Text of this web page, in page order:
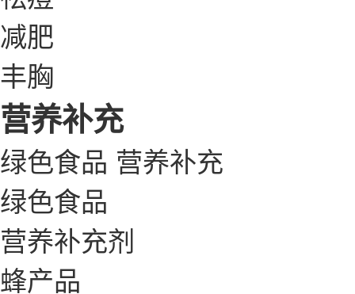
减肥
丰胸
营养补充
绿色食品 营养补充
绿色食品
营养补充剂
蜂产品